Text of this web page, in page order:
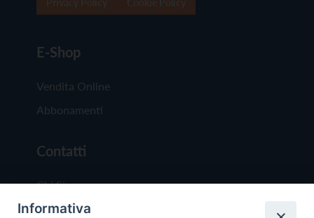
E-Shop
Vendita Online
Abbonamenti
Contatti
Chi Siamo
Redazione
Informativa